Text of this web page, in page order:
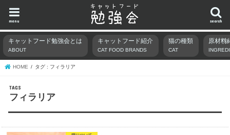
search
menu
キャットフード勉強会とは
ABOUT
キャットフード紹介
CAT FOOD BRANDS
猫の種類
CAT
原材料
HOME タグ : フィラリア
フィラリア